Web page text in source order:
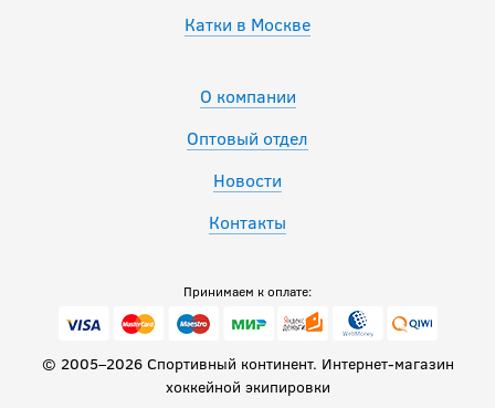
Катки в Москве
О компании
Оптовый отдел
Новости
Контакты
Принимаем к оплате:
© 2005–2026 Спортивный континент. Интернет-магазин
хоккейной экипировки